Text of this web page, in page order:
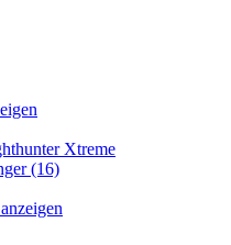
Xtreme
(16)